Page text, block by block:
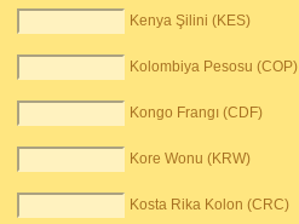
Kenya Şilini (KES)
Kolombiya Pesosu (COP)
Kongo Frangı (CDF)
Kore Wonu (KRW)
Kosta Rika Kolon (CRC)